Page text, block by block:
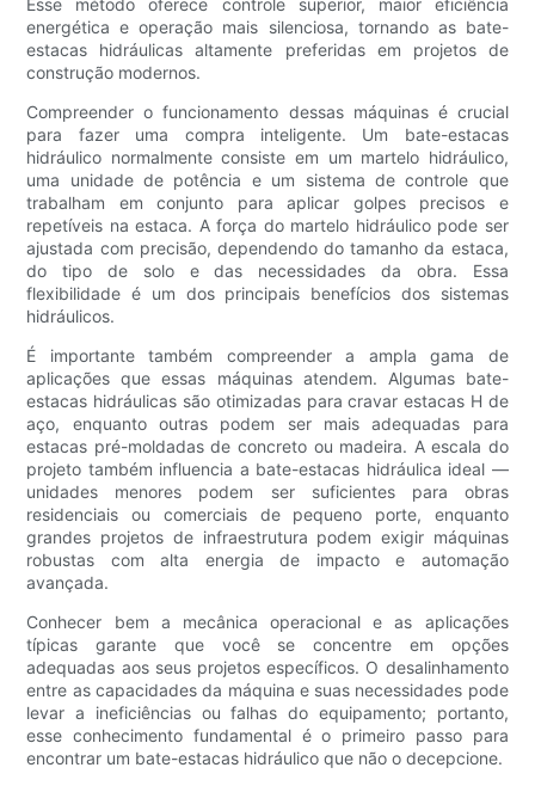
Esse método oferece controle superior, maior eficiência
energética e operação mais silenciosa, tornando as bate-
estacas hidráulicas altamente preferidas em projetos de
construção modernos.
Compreender o funcionamento dessas máquinas é crucial
para fazer uma compra inteligente. Um bate-estacas
hidráulico normalmente consiste em um martelo hidráulico,
uma unidade de potência e um sistema de controle que
trabalham em conjunto para aplicar golpes precisos e
repetíveis na estaca. A força do martelo hidráulico pode ser
ajustada com precisão, dependendo do tamanho da estaca,
do tipo de solo e das necessidades da obra. Essa
flexibilidade é um dos principais benefícios dos sistemas
hidráulicos.
É importante também compreender a ampla gama de
aplicações que essas máquinas atendem. Algumas bate-
estacas hidráulicas são otimizadas para cravar estacas H de
aço, enquanto outras podem ser mais adequadas para
estacas pré-moldadas de concreto ou madeira. A escala do
projeto também influencia a bate-estacas hidráulica ideal —
unidades menores podem ser suficientes para obras
residenciais ou comerciais de pequeno porte, enquanto
grandes projetos de infraestrutura podem exigir máquinas
robustas com alta energia de impacto e automação
avançada.
Conhecer bem a mecânica operacional e as aplicações
típicas garante que você se concentre em opções
adequadas aos seus projetos específicos. O desalinhamento
entre as capacidades da máquina e suas necessidades pode
levar a ineficiências ou falhas do equipamento; portanto,
esse conhecimento fundamental é o primeiro passo para
encontrar um bate-estacas hidráulico que não o decepcione.